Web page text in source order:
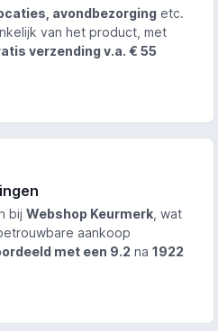
avondbezorging etc.
van het product, met
verzending v.a. € 55
bij Webshop Keurmerk , wat
aankoop
met een 9.2 na 1922